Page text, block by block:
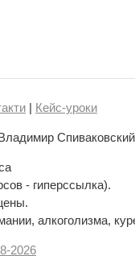
| Кейс-уроки
Спиваковский
- гиперссылка).
алкоголизма,
2026